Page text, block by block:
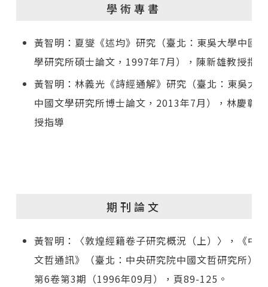
學術專書
黃智明：夏燮《述均》研究（臺北：東吳大學中國文
學研究所碩士論文，1997年7月），陳新雄教授指導
黃智明：林義光《詩經通解》研究（臺北：東吳大學
中國文學研究所博士論文，2013年7月），林慶彰教
授指導
期刊論文
黃智明：〈敦煌經籍卷子研究概況（上）〉，《中國
文哲通訊》（臺北：中央研究院中國文哲研究所），
第6卷第3期（1996年09月），頁89-125。